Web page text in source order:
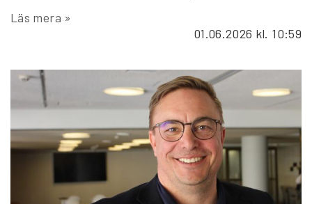
Läs mera »
01.06.2026 kl. 10:59